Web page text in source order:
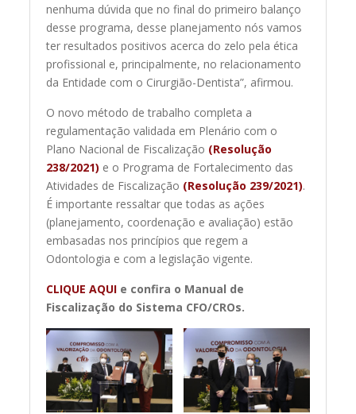
nenhuma dúvida que no final do primeiro balanço
desse programa, desse planejamento nós vamos
ter resultados positivos acerca do zelo pela ética
profissional e, principalmente, no relacionamento
da Entidade com o Cirurgião-Dentista”, afirmou.
O novo método de trabalho completa a
regulamentação validada em Plenário com o
Plano Nacional de Fiscalização (Resolução
238/2021) e o Programa de Fortalecimento das
Atividades de Fiscalização (Resolução 239/2021).
É importante ressaltar que todas as ações
(planejamento, coordenação e avaliação) estão
embasadas nos princípios que regem a
Odontologia e com a legislação vigente.
CLIQUE AQUI e confira o Manual de
Fiscalização do Sistema CFO/CROs.